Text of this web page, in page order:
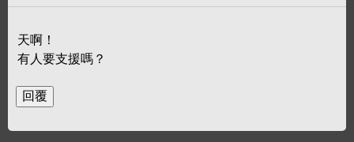
天啊！
有人要支援嗎？